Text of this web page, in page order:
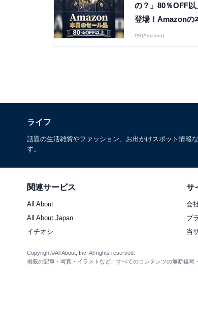
の？」80％OFF以
登場！Amazonの
PR(Amazon)
ライフ
話題の生活雑貨やファッション、お出かけスポット情報
す。
関連サービス
All About
All About Japan
イチオシ
サ
会
プ
当
Copyright©All About, Inc. All rights reserved.
掲載の記事・写真・イラストなど、すべてのコンテンツの無断複写